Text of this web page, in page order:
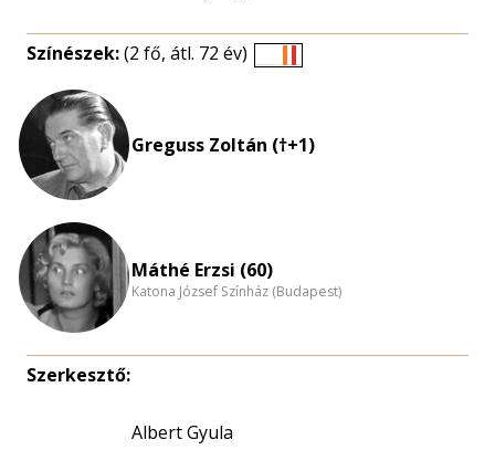
Színészek:(2 fő, átl. 72 év)
Greguss Zoltán (†+1)
Máthé Erzsi (60)
Katona József Színház (Budapest)
Szerkesztő:
Albert Gyula